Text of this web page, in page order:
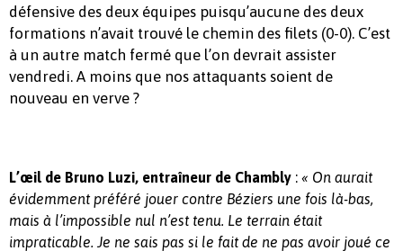
défensive des deux équipes puisqu’aucune des deux
formations n’avait trouvé le chemin des filets (0-0). C’est
à un autre match fermé que l’on devrait assister
vendredi. A moins que nos attaquants soient de
nouveau en verve ?
L’œil de Bruno Luzi, entraîneur de Chambly : « On aurait
évidemment préféré jouer contre Béziers une fois là-bas,
mais à l’impossible nul n’est tenu. Le terrain était
impraticable. Je ne sais pas si le fait de ne pas avoir joué ce